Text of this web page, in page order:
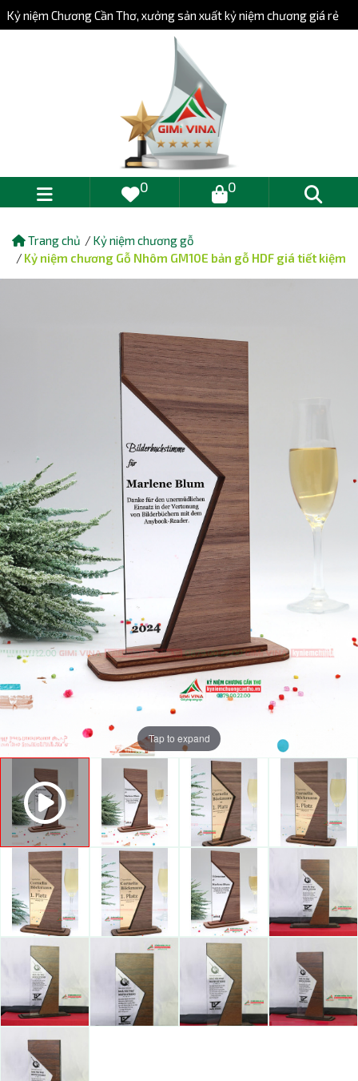
Trang chủ
Kỷ niệm chương gỗ
Kỷ niệm chương Gỗ Nhôm GM10E bản gỗ HDF giá tiết kiệm
Tap to expand
Kỷ niệm Chương Cần Thơ, xưởng sản xuất kỷ niệm chương giá rẻ
0 0